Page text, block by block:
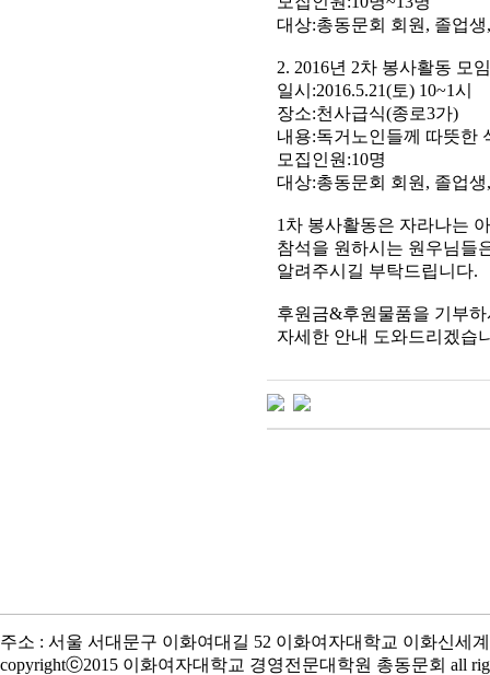
대상:총동문회 회원, 졸업
2. 2016년 2차 봉사활동 모
일시:2016.5.21(토) 10~1시
장소:천사급식(종로3가)
내용:독거노인들께 따뜻한
모집인원:10명
대상:총동문회 회원, 졸업
1차 봉사활동은 자라나는
참석을 원하시는 원우님들
알려주시길 부탁드립니다.
후원금&후원물품을 기부
자세한 안내 도와드리겠습
주소 : 서울 서대문구 이화여대길 52 이화여자대학교 이화신세계
copyrightⓒ2015 이화여자대학교 경영전문대학원 총동문회 all